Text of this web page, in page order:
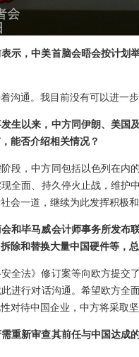
示，中美首脑会晤会按计
沟通。我目前没有可以进一步
生以来，中方同伊朗、美
能否介绍相关情况？
段，中方同包括以色列在
全面、持久停火止战，维
会一道，继续为此发挥积极和
和毕马威会计师事务所发
除和替换大量中国硬件等，
全法》修订案等向欧方提
进行对话沟通。希望欧方
对待中国企业，中方将采取
重新审查其前任与中国达